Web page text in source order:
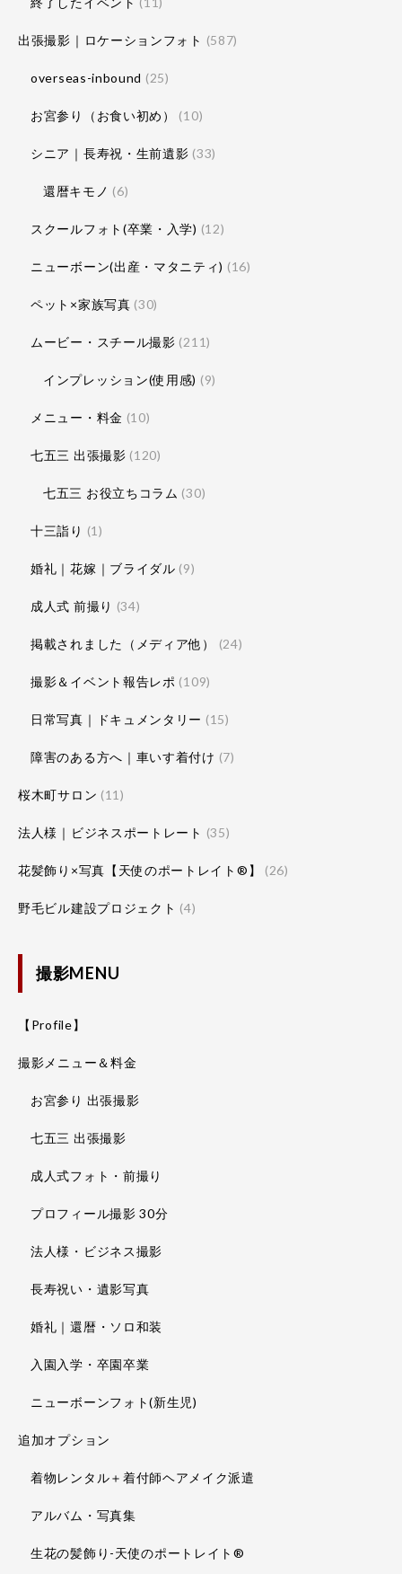
出張撮影｜ロケーションフォト (587)
overseas-inbound (25)
お宮参り（お食い初め） (10)
シニア｜長寿祝・生前遺影 (33)
還暦キモノ (6)
スクールフォト(卒業・入学) (12)
ニューボーン(出産・マタニティ) (16)
ペット×家族写真 (30)
ムービー・スチール撮影 (211)
インプレッション(使用感) (9)
メニュー・料金 (10)
七五三 出張撮影 (120)
七五三 お役立ちコラム (30)
十三詣り (1)
婚礼｜花嫁｜ブライダル (9)
成人式 前撮り (34)
掲載されました（メディア他） (24)
撮影＆イベント報告レポ (109)
日常写真｜ドキュメンタリー (15)
障害のある方へ｜車いす着付け (7)
桜木町サロン (11)
法人様｜ビジネスポートレート (35)
花髪飾り×写真【天使のポートレイト®】 (26)
野毛ビル建設プロジェクト (4)
撮影MENU
【Profile】
撮影メニュー＆料金
お宮参り 出張撮影
七五三 出張撮影
成人式フォト・前撮り
プロフィール撮影 30分
法人様・ビジネス撮影
長寿祝い・遺影写真
婚礼｜還暦・ソロ和装
入園入学・卒園卒業
ニューボーンフォト(新生児)
追加オプション
着物レンタル＋着付師ヘアメイク派遣
アルバム・写真集
生花の髪飾り-天使のポートレイト®